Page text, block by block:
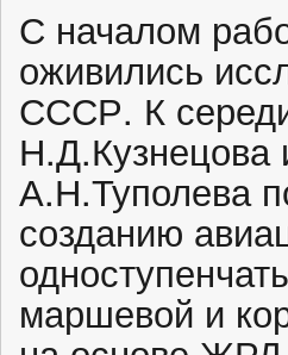
С началом
оживились
СССР. К
Н.Д.Кузнецова
А.Н.Туполева
созданию
маршевой и